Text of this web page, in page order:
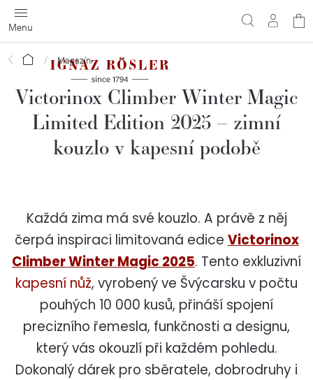
Přejít
na
obsah
Domů Magazín
Victorinox Climber Winter Magic
Limited Edition 2025 – zimní
kouzlo v kapesní podobě
Každá zima má své kouzlo. A právě z něj
čerpá inspiraci limitovaná edice Victorinox
Climber Winter Magic 2025. Tento exkluzivní
kapesní nůž, vyrobený ve Švýcarsku v počtu
pouhých 10 000 kusů, přináší spojení
precizního řemesla, funkčnosti a designu,
který vás okouzlí při každém pohledu.
Dokonalý dárek pro sběratele, dobrodruhy i